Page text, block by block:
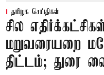
தமிழக செய்திகள்
சில
மறுவரையறை
திட்டம்; துரை